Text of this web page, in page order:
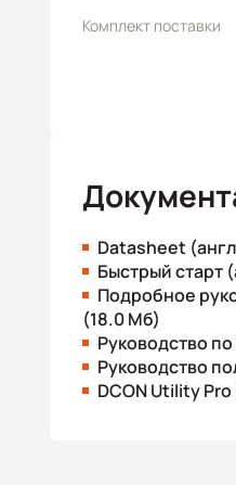
Комплект поставки
Datasheet
Быстрый старт
Подробное
(18.0 Мб)
Руководство
Руководство
DCON Utility